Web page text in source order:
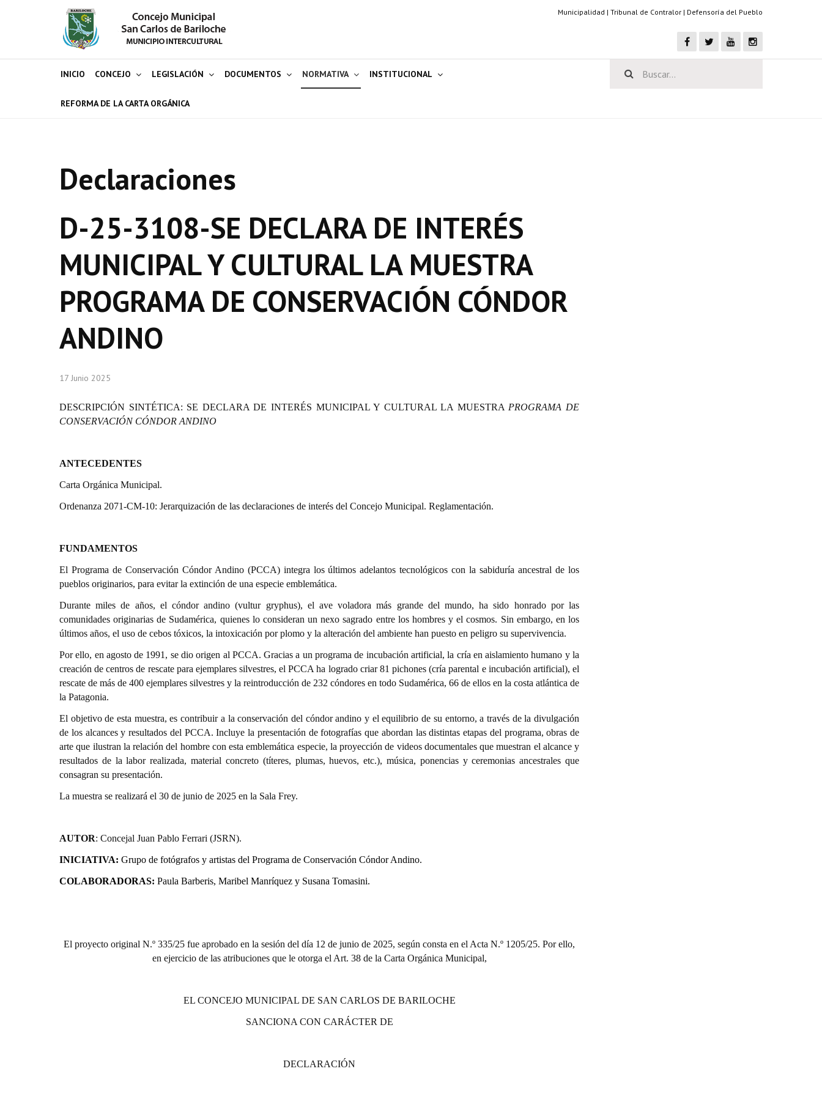
Municipalidad | Tribunal de Contralor | Defensoría del Pueblo
INICIO CONCEJO LEGISLACIÓN DOCUMENTOS NORMATIVA INSTITUCIONAL
REFORMA DE LA CARTA ORGÁNICA
Declaraciones
D-25-3108-SE DECLARA DE INTERÉS
MUNICIPAL Y CULTURAL LA MUESTRA
PROGRAMA DE CONSERVACIÓN CÓNDOR
ANDINO
17 Junio 2025
DESCRIPCIÓN SINTÉTICA: SE DECLARA DE INTERÉS MUNICIPAL Y CULTURAL LA MUESTRA PROGRAMA DE
CONSERVACIÓN CÓNDOR ANDINO
ANTECEDENTES
Carta Orgánica Municipal.
Ordenanza 2071-CM-10: Jerarquización de las declaraciones de interés del Concejo Municipal. Reglamentación.
FUNDAMENTOS
El Programa de Conservación Cóndor Andino (PCCA) integra los últimos adelantos tecnológicos con la sabiduría ancestral de los
pueblos originarios, para evitar la extinción de una especie emblemática.
Durante miles de años, el cóndor andino (vultur gryphus), el ave voladora más grande del mundo, ha sido honrado por las
comunidades originarias de Sudamérica, quienes lo consideran un nexo sagrado entre los hombres y el cosmos. Sin embargo, en los
últimos años, el uso de cebos tóxicos, la intoxicación por plomo y la alteración del ambiente han puesto en peligro su supervivencia.
Por ello, en agosto de 1991, se dio origen al PCCA. Gracias a un programa de incubación artificial, la cría en aislamiento humano y la
creación de centros de rescate para ejemplares silvestres, el PCCA ha logrado criar 81 pichones (cría parental e incubación artificial), el
rescate de más de 400 ejemplares silvestres y la reintroducción de 232 cóndores en todo Sudamérica, 66 de ellos en la costa atlántica de
la Patagonia.
El objetivo de esta muestra, es contribuir a la conservación del cóndor andino y el equilibrio de su entorno, a través de la divulgación
de los alcances y resultados del PCCA. Incluye la presentación de fotografías que abordan las distintas etapas del programa, obras de
arte que ilustran la relación del hombre con esta emblemática especie, la proyección de videos documentales que muestran el alcance y
resultados de la labor realizada, material concreto (títeres, plumas, huevos, etc.), música, ponencias y ceremonias ancestrales que
consagran su presentación.
La muestra se realizará el 30 de junio de 2025 en la Sala Frey.
AUTOR: Concejal Juan Pablo Ferrari (JSRN).
INICIATIVA: Grupo de fotógrafos y artistas del Programa de Conservación Cóndor Andino.
COLABORADORAS: Paula Barberis, Maribel Manríquez y Susana Tomasini.
El proyecto original N.º 335/25 fue aprobado en la sesión del día 12 de junio de 2025, según consta en el Acta N.º 1205/25. Por ello,
en ejercicio de las atribuciones que le otorga el Art. 38 de la Carta Orgánica Municipal,
EL CONCEJO MUNICIPAL DE SAN CARLOS DE BARILOCHE
SANCIONA CON CARÁCTER DE
DECLARACIÓN